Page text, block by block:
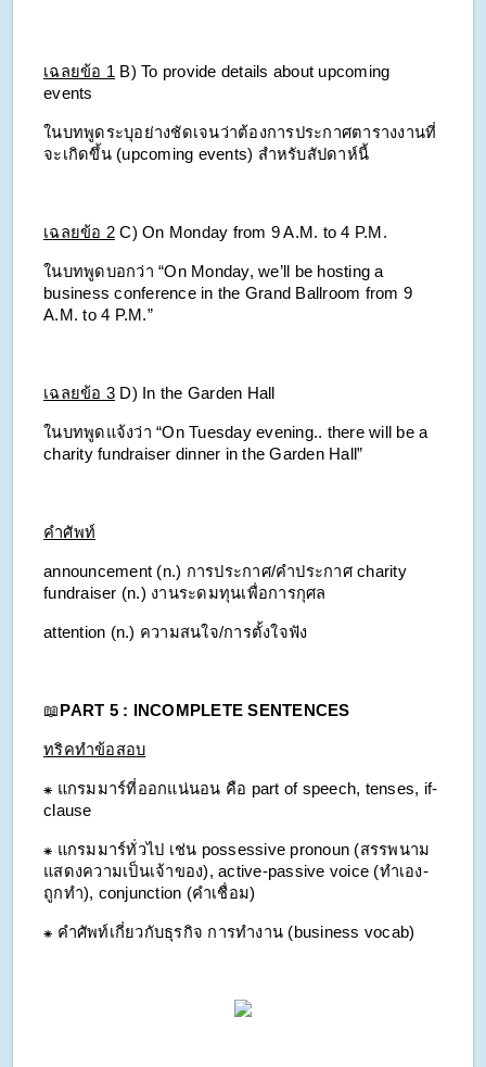
เฉลยข้อ 1 B) To provide details about upcoming
events
ในบทพูดระบุอย่างชัดเจนว่าต้องการประกาศตารางงานที่
จะเกิดขึ้น (upcoming events) สำหรับสัปดาห์นี้
เฉลยข้อ 2 C) On Monday from 9 A.M. to 4 P.M.
ในบทพูดบอกว่า “On Monday, we’ll be hosting a
business conference in the Grand Ballroom from 9
A.M. to 4 P.M.”
เฉลยข้อ 3 D) In the Garden Hall
ในบทพูดแจ้งว่า “On Tuesday evening.. there will be a
charity fundraiser dinner in the Garden Hall”
คำศัพท์
announcement (n.) การประกาศ/คำประกาศ charity
fundraiser (n.) งานระดมทุนเพื่อการกุศล
attention (n.) ความสนใจ/การตั้งใจฟัง
📖 PART 5 : INCOMPLETE SENTENCES
ทริคทำข้อสอบ
⁕ แกรมมาร์ที่ออกแน่นอน คือ part of speech, tenses, if-
clause
⁕ แกรมมาร์ทั่วไป เช่น possessive pronoun (สรรพนาม
แสดงความเป็นเจ้าของ), active-passive voice (ทำเอง-
ถูกทำ), conjunction (คำเชื่อม)
⁕ คำศัพท์เกี่ยวกับธุรกิจ การทำงาน (business vocab)